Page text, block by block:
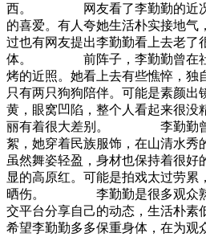
西。 网友看了李勤勤的近况
的喜爱。有人夸她生活朴实接地气
过也有网友提出李勤勤看上去老了
体。 前阵子，李勤勤曾在社
烤的近照。她看上去有些憔悴，独
只有两只狗狗陪伴。可能是素颜出
黄，眼窝凹陷，整个人看起来很没
丽有着很大差别。 李勤勤曾
絮，她穿着民族服饰，在山清水秀
虽然舞姿轻盈，身材也保持着很好
显的高原红。可能是拍戏太过劳累
晒伤。 李勤勤是很多观众熟
交平台分享自己的动态，生活朴素
希望李勤勤多多保重身体，在为观